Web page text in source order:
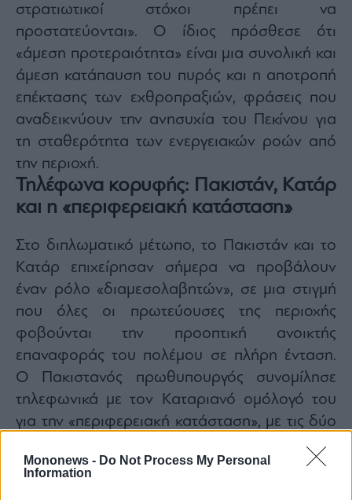
Mononews - Do Not Process My Personal
Information
στρατιωτικοί στόχοι πρέπει να
προστατεύονται». Ο ίδιος πρόσθεσε ότι
«άμεση προτεραιότητα» είναι μια συνολική και
άμεση κατάπαυση του πυρός και η αποτροπή
επέκτασης των εχθροπραξιών, φράσεις που
αναδεικνύουν την ανησυχία του Πεκίνου για
τη σταθερότητα των ενεργειακών ροών από
την περιοχή.
Τηλέφωνα κορυφής: Πακιστάν, Κατάρ
και η «περιφερειακή κατάσταση»
Στο διπλωματικό μέτωπο, το Πακιστάν και το
Κατάρ επιχείρησαν σήμερα να προβάλουν
έναν ρόλο «διαμεσολαβητών», σε μια στιγμή
που όλες οι πρωτεύουσες της περιοχής
φοβούνται την προοπτική ανοικτής
επαναφοράς του πολέμου σε πλήρη ένταση.
Ο Πακιστανός πρωθυπουργός συνομίλησε
τηλεφωνικά με τον Καταριανό ομόλογό του
για την «περιφερειακή κατάσταση», με τις δύο
πλευρές να «επαναβεβαιώνουν τη σταθερή
δέσμευσή τους να διευκολύνουν τις εν εξελίξει